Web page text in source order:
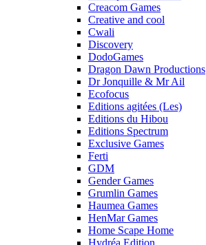
Creacom Games
Creative and cool
Cwali
Discovery
DodoGames
Dragon Dawn Productions
Dr Jonquille & Mr Ail
Ecofocus
Editions agitées (Les)
Editions du Hibou
Editions Spectrum
Exclusive Games
Ferti
GDM
Gender Games
Grumlin Games
Haumea Games
HenMar Games
Home Scape Home
Hydréa Edition